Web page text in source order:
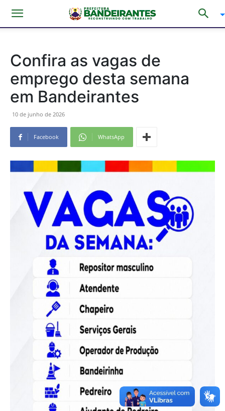
Confira as vagas de
emprego desta semana
em Bandeirantes
10 de junho de 2026
Facebook WhatsApp